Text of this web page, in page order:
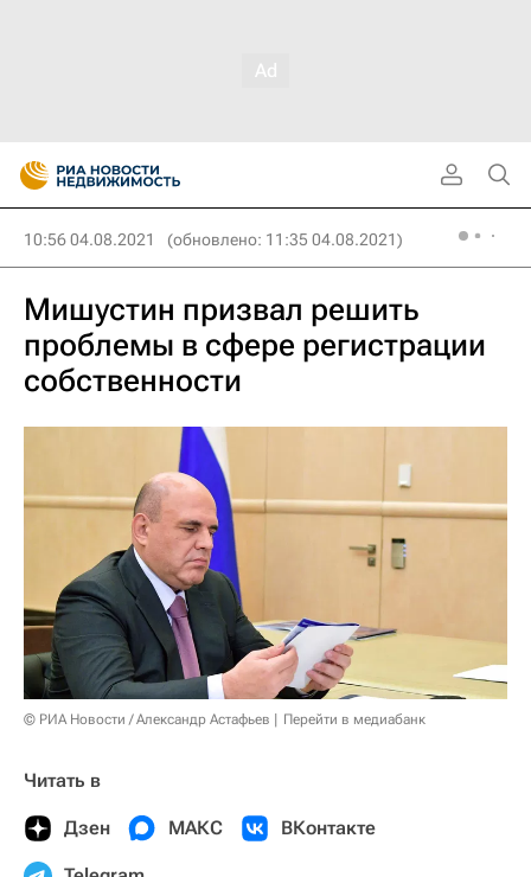
10:56 04.08.2021 (обновлено: 11:35 04.08.2021)
Мишустин призвал решить
проблемы в сфере регистрации
собственности
© РИА Новости / Александр Астафьев Перейти в медиабанк
Читать в
Дзен МАКС ВКонтакте